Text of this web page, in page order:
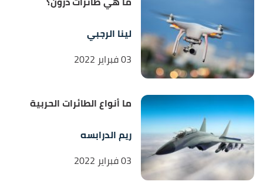
لينا الرجبي
03 فبراير 2022
ما أنواع الطائرات الحربية
ريم الدرابسه
03 فبراير 2022